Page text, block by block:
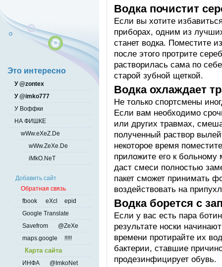
Водка почистит
Если вы хотите
приборах, одним из
станет водка. Поместите
после этого протрите
растворилась сама по
старой зубной щеткой.
Водка охлаждает
Не только спортсмены
Если вам необходимо
или других травмах,
полученный раствор
некоторое время
приложите его к
даст смеси полностью
пакет сможет принимать
воздействовать на
Водка борется с
Если у вас есть пара
результате носки
времени протирайте их
бактерии, ставшие
продезинфицирует обувь.
Это интересно
У @zontex
У @imko777
У Воффки
НА ФИШКЕ
wWw.eXeZ.De
wWw.ZeXe.De
iMkO.NeT
Добавить сайт
Обратная связь
fbook
eXcl
epid
Google Translate
Savefrom
@ZeXe
maps.google
!!!!!
Карта сайта
ИНФА
@ImkoNet